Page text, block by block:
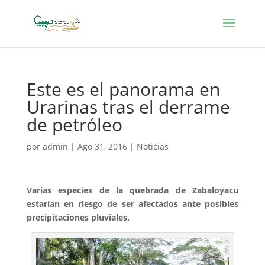
Este es el panorama en
Urarinas tras el derrame
de petróleo
por admin | Ago 31, 2016| Noticias
Varias especies de la quebrada de Zabaloyacu
estarían en riesgo de ser afectados ante posibles
precipitaciones pluviales.